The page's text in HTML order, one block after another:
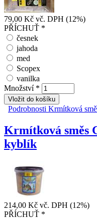
79,00 Kč vč. DPH (12%)
PŘÍCHUŤ *
česnek
jahoda
med
Scopex
vanilka
Množství *
Podrobnosti Krmítková
Krmítková směs
kyblík
214,00 Kč vč. DPH (12%)
PŘÍCHUŤ *